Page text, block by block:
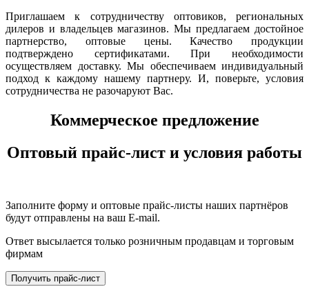
Приглашаем к сотрудничеству оптовиков, региональных
дилеров и владельцев магазинов. Мы предлагаем достойное
партнерство, оптовые цены. Качество продукции
подтверждено сертификатами. При необходимости
осуществляем доставку. Мы обеспечиваем индивидуальный
подход к каждому нашему партнеру. И, поверьте, условия
сотрудничества не разочаруют Вас.
Коммерческое предложение
Оптовый прайс-лист и условия работы
Заполните форму и оптовые прайс-листы наших партнёров
будут отправлены на ваш E-mail.
Ответ высылается только розничным продавцам и торговым
фирмам
Получить прайс-лист